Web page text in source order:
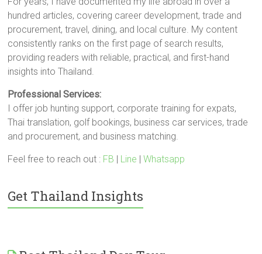
hundred articles, covering career development, trade and
procurement, travel, dining, and local culture. My content
consistently ranks on the first page of search results,
providing readers with reliable, practical, and first-hand
insights into Thailand.
Professional Services:
I offer job hunting support, corporate training for expats,
Thai translation, golf bookings, business car services, trade
and procurement, and business matching.
Feel free to reach out : FB Line |Whatsapp
Get Thailand Insights